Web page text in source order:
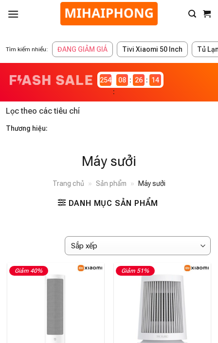
Tìm kiếm nhiều: ĐANG GIẢM GIÁ Tivi Xiaomi 50 Inch Tủ
2546982
08 26 14
Lọc theo các tiêu chí
Thương hiệu:
Máy sưởi
Trang chủ » Sản phẩm » Máy sưởi
DANH MỤC SẢN PHẨM
Giảm 40% Giảm 51%